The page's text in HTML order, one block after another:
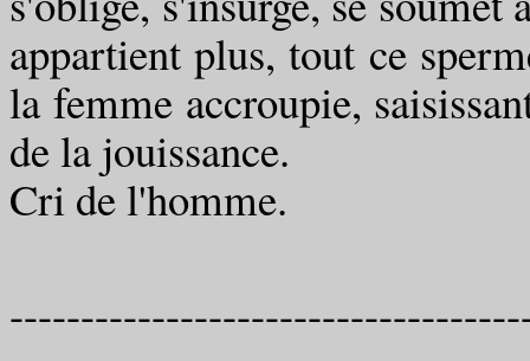
appartient plus, tout ce
la femme accroupie,
de la jouissance.
Cri de l'homme.